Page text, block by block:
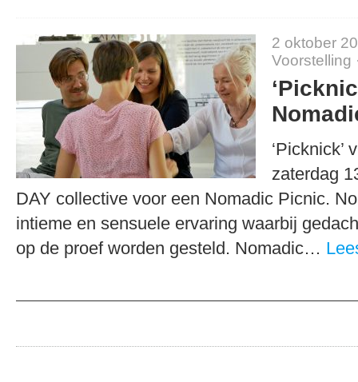
2 oktober
Voorstelling
‘Picknick’
zaterdag
DAY collective voor een Nomadic Picnic.
intieme en sensuele ervaring waarbij
op de proef worden gesteld. Nomadic…